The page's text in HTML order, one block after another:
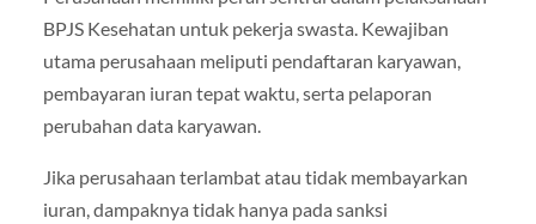
BPJS Kesehatan untuk pekerja swasta. Kewajiban
utama perusahaan meliputi pendaftaran karyawan,
pembayaran iuran tepat waktu, serta pelaporan
perubahan data karyawan.
Jika perusahaan terlambat atau tidak membayarkan
iuran, dampaknya tidak hanya pada sanksi